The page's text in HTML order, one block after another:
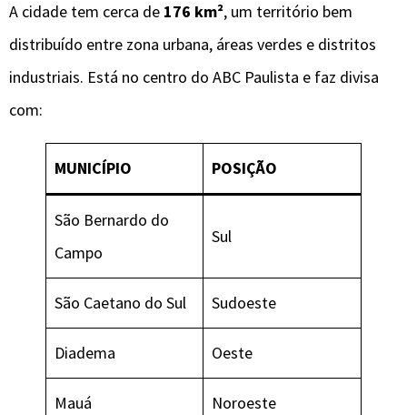
A cidade tem cerca de 176 km², um território bem
distribuído entre zona urbana, áreas verdes e distritos
industriais. Está no centro do ABC Paulista e faz divisa
com:
MUNICÍPIO POSIÇÃO
São Bernardo do
Campo
Sul
São Caetano do Sul Sudoeste
Diadema Oeste
Mauá Noroeste